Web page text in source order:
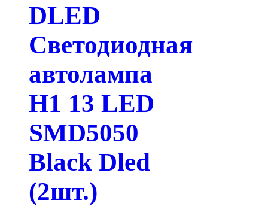
DLED
Светодиодная
автолампа
H1 13 LED
SMD5050
Black Dled
(2шт.)